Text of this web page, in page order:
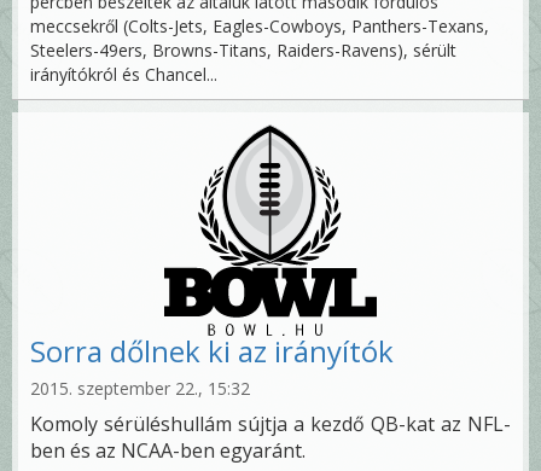
meccsekről (Colts-Jets, Eagles-Cowboys, Panthers-Texans,
Steelers-49ers, Browns-Titans, Raiders-Ravens), sérült
irányítókról és Chancel...
Sorra dőlnek ki az irányítók
2015. szeptember 22., 15:32
Komoly sérüléshullám sújtja a kezdő QB-kat az NFL-
ben és az NCAA-ben egyaránt.